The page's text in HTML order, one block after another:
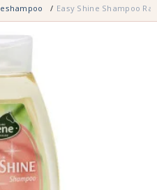
Easy Shine Shampoo